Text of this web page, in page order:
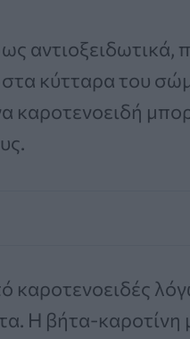
αντιοξειδωτικά,
κύτταρα του
καροτενοειδή
καροτενοειδές
Η βήτα-καροτίνη